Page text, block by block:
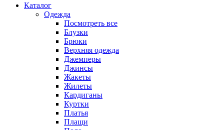
Каталог
Одежда
Посмотреть все
Блузки
Брюки
Верхняя одежда
Джемперы
Джинсы
Жакеты
Жилеты
Кардиганы
Куртки
Платья
Плащи